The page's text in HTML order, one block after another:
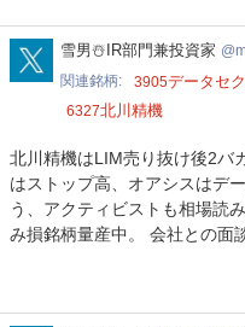
moyashipurin2
雪男☃️IR部門兼投資家
関連銘柄
3905データセ
6327北川精機
北川精機はLIM売り抜け後2バ
はストップ高、オアシスはデ
う、アクティビストも相場読
み損銘柄量産中。 会社との面